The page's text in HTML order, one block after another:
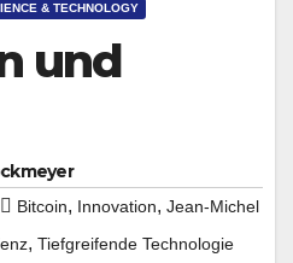
& TECHNOLOGY
und
Bitcoin, Innovation, Jean-Michel
, Tiefgreifende Technologie